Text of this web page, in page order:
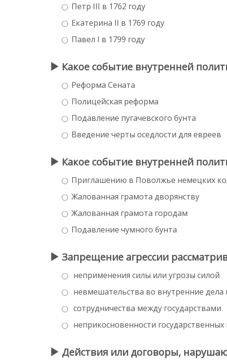
Петр III в 1762 году
Екатерина II в 1769 году
Павел I в 1799 году
Какое событие внутренней
Реформа Сената
Полицейская реформа
Подавление пугачевского бунта
Введение черты оседлости для евреев
Какое событие внутренней
Приглашению в Поволжье немецких
Жалованная грамота дворянству
Жалованная грамота городам
Подавление чумного бунта
Запрещение агрессии
неприменения силы или угрозы силой
невмешательства во внутренние дела
сотрудничества между государствами
неприкосновенности государственных
Действия или договоры,